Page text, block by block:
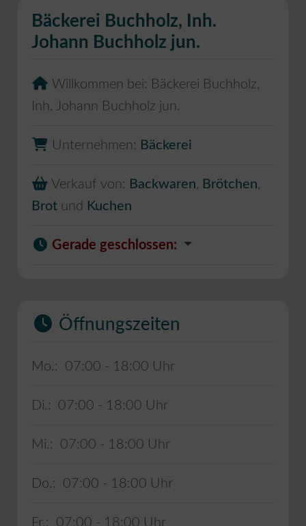
Bäckerei Buchholz, Inh.
Johann Buchholz jun.
Willkommen bei: Bäckerei Buchholz,
Inh. Johann Buchholz jun.
Unternehmen: Bäckerei
Verkauf von: Backwaren, Brötchen,
Brot und Kuchen
Gerade geschlossen:
Öffnungszeiten
Mo.: 07:00 - 18:00
Di.: 07:00 - 18:00
Mi.: 07:00 - 18:00
Do.: 07:00 - 18:00
Fr.: 07:00 - 18:00